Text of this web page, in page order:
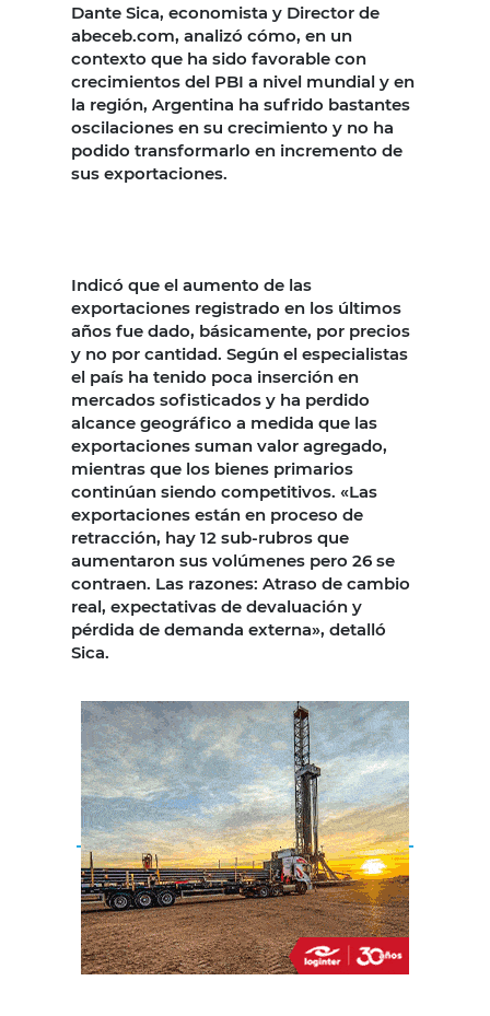
Dante Sica, economista y Director de
abeceb.com, analizó cómo, en un
contexto que ha sido favorable con
crecimientos del PBI a nivel mundial y en
la región, Argentina ha sufrido bastantes
oscilaciones en su crecimiento y no ha
podido transformarlo en incremento de
sus exportaciones.
Indicó que el aumento de las
exportaciones registrado en los últimos
años fue dado, básicamente, por precios
y no por cantidad. Según el especialistas
el país ha tenido poca inserción en
mercados sofisticados y ha perdido
alcance geográfico a medida que las
exportaciones suman valor agregado,
mientras que los bienes primarios
continúan siendo competitivos. «Las
exportaciones están en proceso de
retracción, hay 12 sub-rubros que
aumentaron sus volúmenes pero 26 se
contraen. Las razones: Atraso de cambio
real, expectativas de devaluación y
pérdida de demanda externa», detalló
Sica.